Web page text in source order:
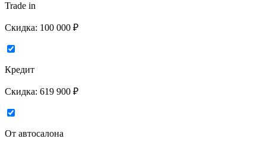
Trade in
Скидка: 100 000 ₽
Кредит
Скидка: 619 900 ₽
От автосалона